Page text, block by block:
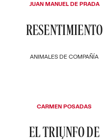
ANIMALES DE COMPAÑÍA
RESENTIMIENTO
JUAN MANUEL DE PRADA
EL TRIUNFO DE
CARMEN POSADAS